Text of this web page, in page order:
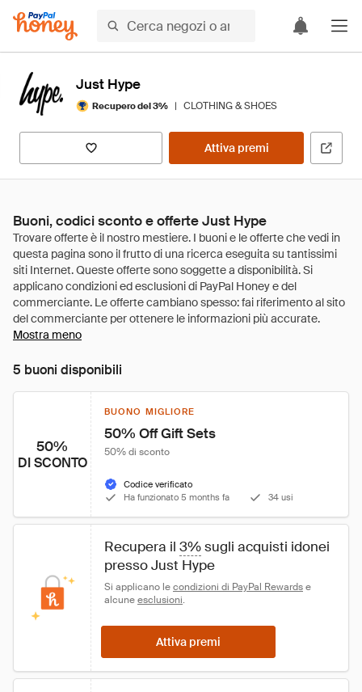
Just Hype
Recupero del 3% | CLOTHING & SHOES
Attiva premi
Buoni, codici sconto e offerte Just Hype
Mostra meno
5 buoni disponibili
50%
DI SCONTO
BUONO MIGLIORE
50% Off Gift Sets
50% di sconto
Codice verificato
Ha funzionato 5 months fa
34 usi
Recupera il 3% sugli acquisti idonei
presso Just Hype
Si applicano le condizioni di PayPal Rewards e
alcune esclusioni.
Attiva premi